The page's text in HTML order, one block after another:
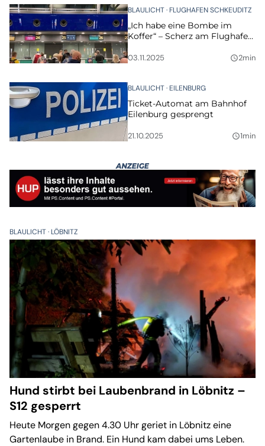
BLAULICHT FLUGHAFEN SCHKEUDITZ
„Ich habe eine Bombe im
Koffer“ – Scherz am Flughafen
03.11.2025 query_builder2min
BLAULICHT EILENBURG
Ticket-Automat am Bahnhof
Eilenburg gesprengt
21.10.2025 query_builder1min
BLAULICHT LÖBNITZ
Hund stirbt bei Laubenbrand in Löbnitz –
S12 gesperrt
Heute Morgen gegen 4.30 Uhr geriet in Löbnitz eine
Gartenlaube in Brand. Ein Hund kam dabei ums Leben.